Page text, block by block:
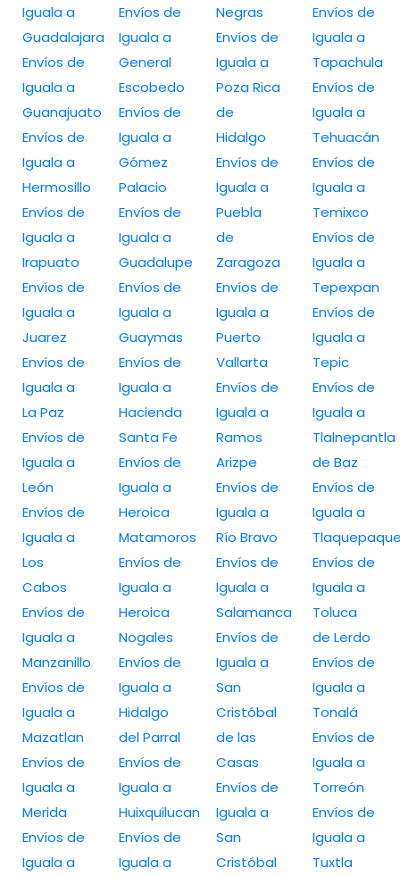
Iguala a
Guadalajara
Envíos de
Iguala a
Guanajuato
Envíos de
Iguala a
Hermosillo
Envíos de
Iguala a
Irapuato
Envíos de
Iguala a
Juarez
Envíos de
Iguala a
La Paz
Envíos de
Iguala a
León
Envíos de
Iguala a
Los
Cabos
Envíos de
Iguala a
Manzanillo
Envíos de
Iguala a
Mazatlan
Envíos de
Iguala a
Merida
Envíos de
Iguala a
Envíos de
Iguala a
General
Escobedo
Envíos de
Iguala a
Gómez
Palacio
Envíos de
Iguala a
Guadalupe
Envíos de
Iguala a
Guaymas
Envíos de
Iguala a
Hacienda
Santa Fe
Envíos de
Iguala a
Heroica
Matamoros
Envíos de
Iguala a
Heroica
Nogales
Envíos de
Iguala a
Hidalgo
del Parral
Envíos de
Iguala a
Huixquilucan
Envíos de
Iguala a
Negras
Envíos de
Iguala a
Poza Rica
de
Hidalgo
Envíos de
Iguala a
Puebla
de
Zaragoza
Envíos de
Iguala a
Puerto
Vallarta
Envíos de
Iguala a
Ramos
Arizpe
Envíos de
Iguala a
Río Bravo
Envíos de
Iguala a
Salamanca
Envíos de
Iguala a
San
Cristóbal
de las
Casas
Envíos de
Iguala a
San
Cristóbal
Envíos de
Iguala a
Tapachula
Envíos de
Iguala a
Tehuacán
Envíos de
Iguala a
Temixco
Envíos de
Iguala a
Tepexpan
Envíos de
Iguala a
Tepic
Envíos de
Iguala a
Tlalnepantla
de Baz
Envíos de
Iguala a
Envíos de
Iguala a
Toluca
de Lerdo
Envíos de
Iguala a
Tonalá
Envíos de
Iguala a
Torreón
Envíos de
Iguala a
Tuxtla